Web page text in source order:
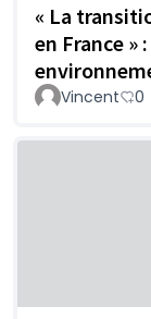
« La
en France »
Vincent 0